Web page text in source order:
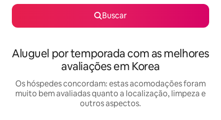
Buscar
Aluguel por temporada com as melhores
avaliações em Korea
Os hóspedes concordam: estas acomodações foram
muito bem avaliadas quanto a localização, limpeza e
outros aspectos.